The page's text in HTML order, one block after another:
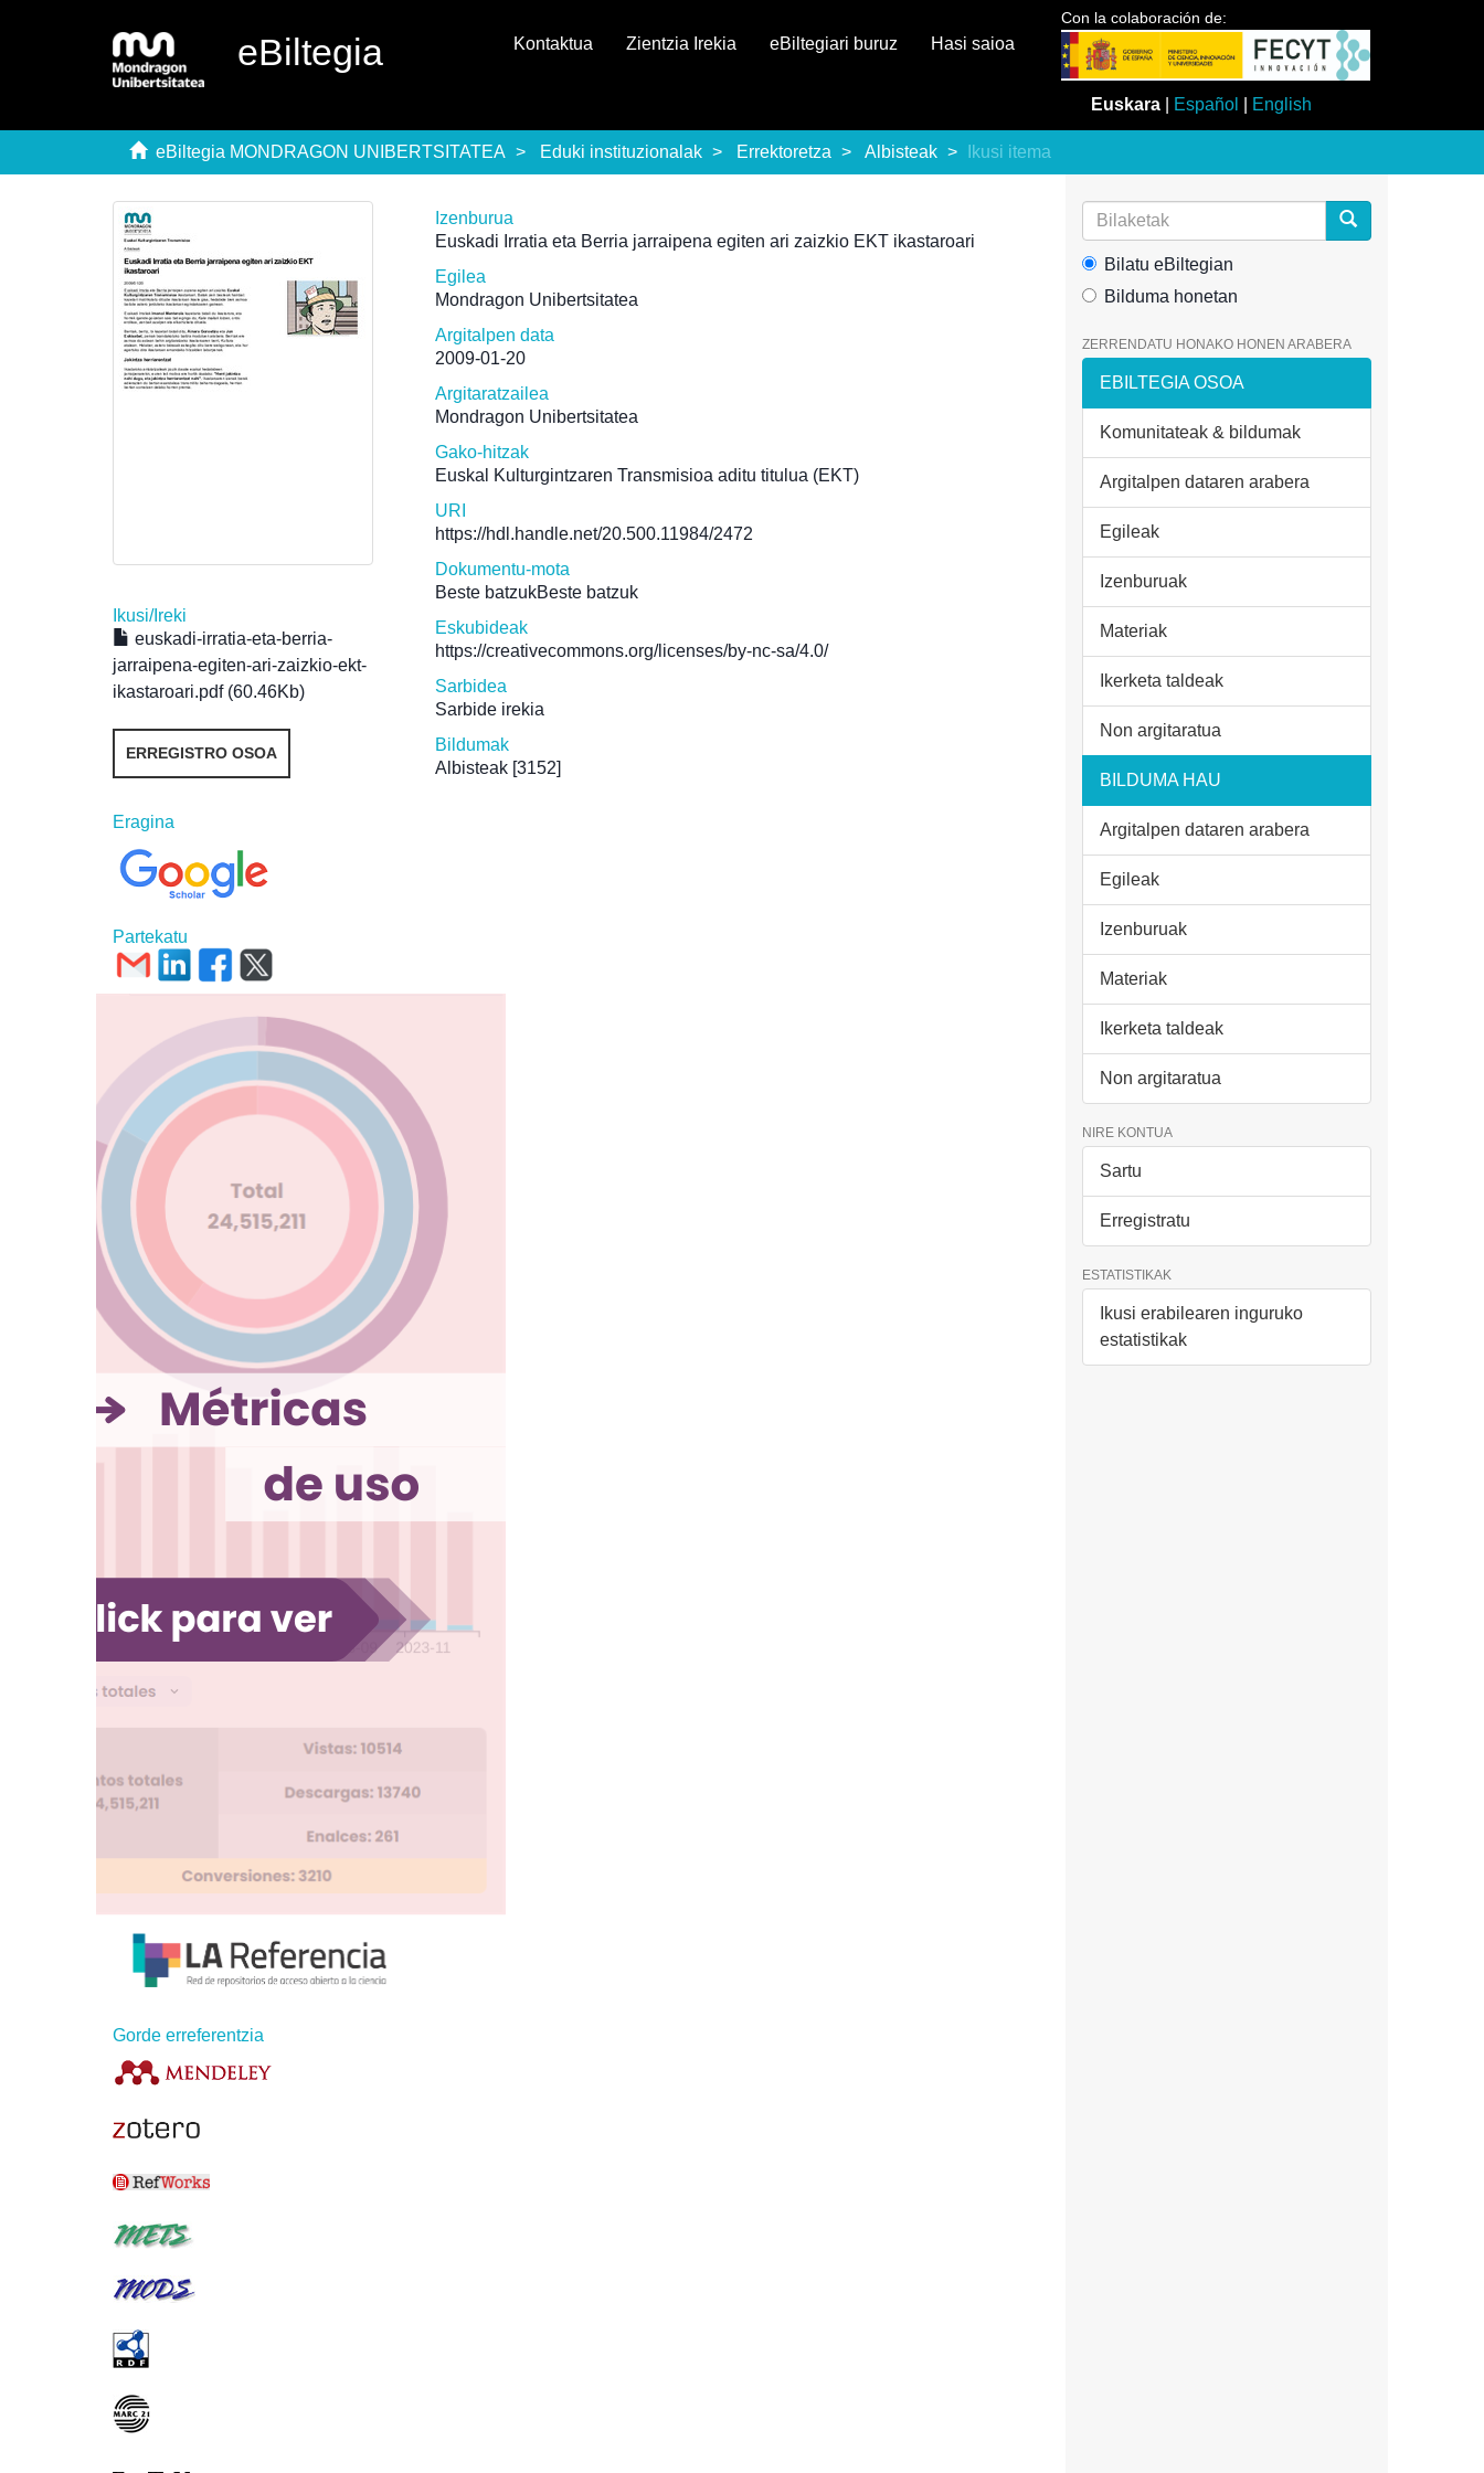
eBiltegia
Con la colaboración de:
Euskara Español English
Kontaktua Zientzia Irekia eBiltegiari buruz Hasi saioa
eBiltegia MONDRAGON UNIBERTSITATEA Eduki instituzionalak Errektoretza Albisteak Ikusi itema
Ikusi/Ireki
euskadi-irratia-eta-berria-
jarraipena-egiten-ari-zaizkio-ekt-
ikastaroari.pdf (60.46Kb)
ERREGISTRO OSOA
Eragina
Partekatu
Gorde erreferentzia
Izenburua
Euskadi Irratia eta Berria jarraipena egiten ari zaizkio EKT ikastaroari
Egilea
Mondragon Unibertsitatea
Argitalpen data
2009-01-20
Argitaratzailea
Mondragon Unibertsitatea
Gako-hitzak
Euskal Kulturgintzaren Transmisioa aditu titulua (EKT)
URI
https://hdl.handle.net/20.500.11984/2472
Dokumentu-mota
Beste batzukBeste batzuk
Eskubideak
https://creativecommons.org/licenses/by-nc-sa/4.0/
Sarbidea
Sarbide irekia
Bildumak
Albisteak [3152]
Bilatu eBiltegian
Bilduma honetan
ZERRENDATU HONAKO HONEN ARABERA
EBILTEGIA OSOA
Komunitateak & bildumak
Argitalpen dataren arabera
Egileak
Izenburuak
Materiak
Ikerketa taldeak
Non argitaratua
BILDUMA HAU
Argitalpen dataren arabera
Egileak
Izenburuak
Materiak
Ikerketa taldeak
Non argitaratua
NIRE KONTUA
Sartu
Erregistratu
ESTATISTIKAK
Ikusi erabilearen inguruko
estatistikak